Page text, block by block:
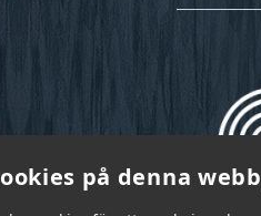
på denna